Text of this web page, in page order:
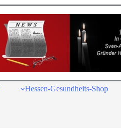
Hessen-Gesundheits-Shop